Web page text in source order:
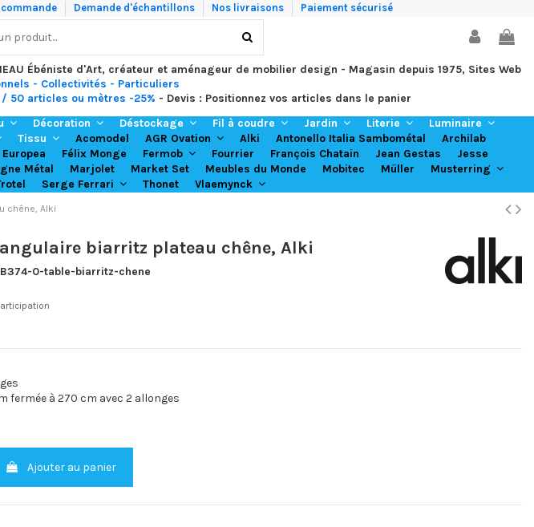
Demande d'échantillons Nos livraisons Paiement sécurisé
Ébéniste d'Art, créateur et aménageur de mobilier design - Magasin depuis 1975, Sites Web
- Collectivités - Particuliers
50 articles ou mètres -25% - Devis : Positionnez vos articles dans le panier
Décoration Déstockage Fil à coudre Jardin Literie
Luminaire
Tissu Acomodel AGR Ovation Alki Antonello Italia Sambométal
Archilab
Europea Félix Monge Fermob Fourrier François Chatain Jean Gestas
Jesse
Métal Marjolet Market Set Meubles du Monde Mobitec Müller
Musterring
Serge Ferrari Thonet Vlaemynck
chêne, Alki
biarritz plateau chêne, Alki
0-table-biarritz-chene
fermée à 270 cm avec 2 allonges
Ajouter au panier